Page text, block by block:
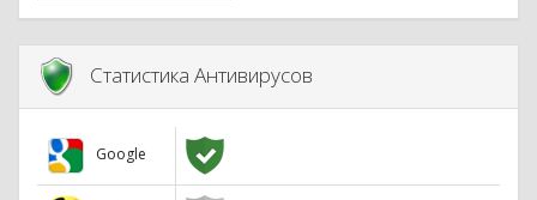
Статистика Антивирусов
Google